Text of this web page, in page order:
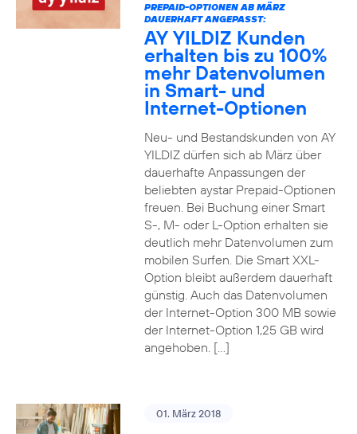
PREPAID-OPTIONEN AB MÄRZ
DAUERHAFT ANGEPASST:
AY YILDIZ Kunden
erhalten bis zu 100%
mehr Datenvolumen
in Smart- und
Internet-Optionen
Neu- und Bestandskunden von AY
YILDIZ dürfen sich ab März über
dauerhafte Anpassungen der
beliebten aystar Prepaid-Optionen
freuen. Bei Buchung einer Smart
S-, M- oder L-Option erhalten sie
deutlich mehr Datenvolumen zum
mobilen Surfen. Die Smart XXL-
Option bleibt außerdem dauerhaft
günstig. Auch das Datenvolumen
der Internet-Option 300 MB sowie
der Internet-Option 1,25 GB wird
angehoben. […]
01. März 2018